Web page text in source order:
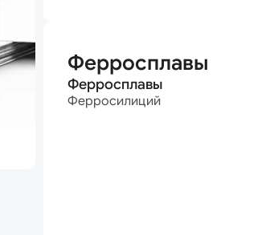
Ферросплавы
Ферросплавы
Ферросилиций